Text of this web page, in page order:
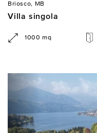
Briosco, MB
Villa singola
1000 mq